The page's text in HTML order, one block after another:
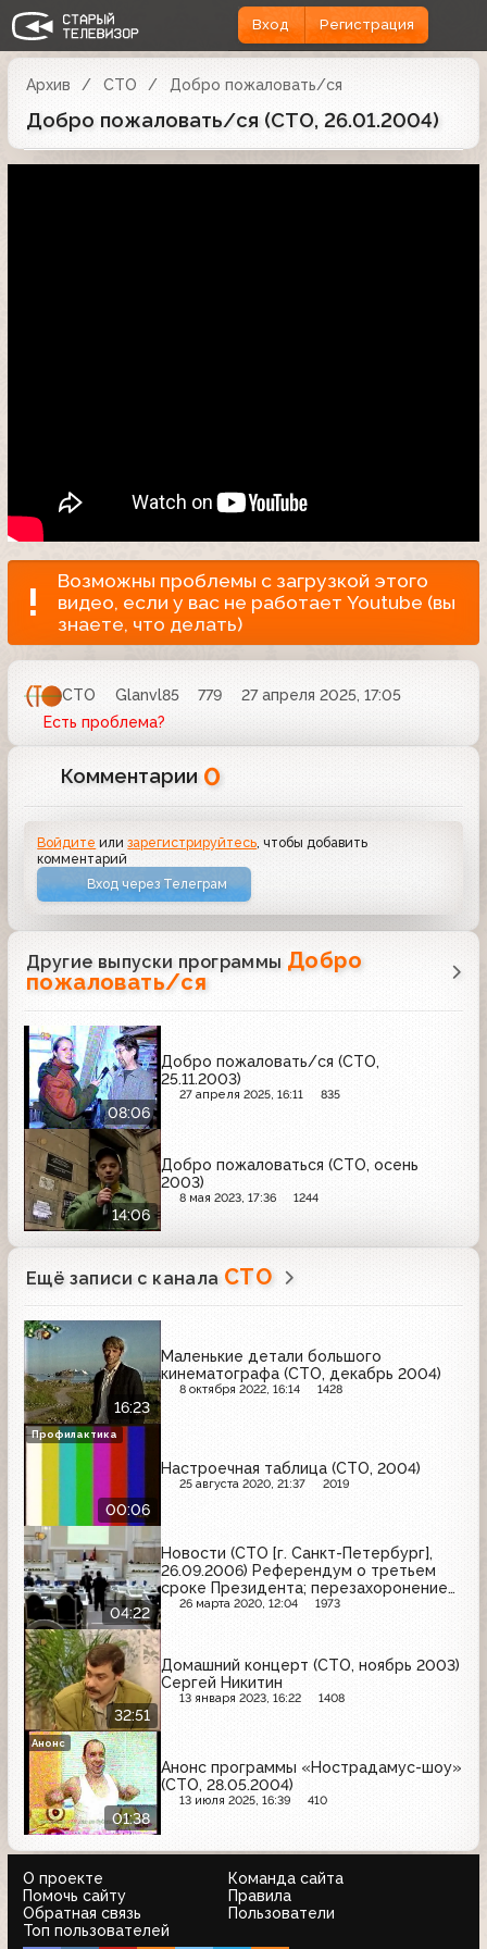
Вход Регистрация
Архив СТО Добро пожаловать/ся
Добро пожаловать/ся (СТО, 26.01.2004)
Возможны проблемы с загрузкой этого
видео, если у вас не работает Youtube (вы
знаете, что делать)
СТО Glanvl85 779
27 апреля 2025, 17:05
Есть проблема?
Комментарии 0
Войдите илизарегистрируйтесь , чтобы добавить
комментарий
Вход через Телеграм
Другие выпуски программы Добро
пожаловать/ся
08:06
Добро пожаловать/ся (СТО,
25.11.2003)
27 апреля 2025, 16:11 835
14:06
Добро пожаловаться (СТО, осень
2003)
8 мая 2023, 17:36 1244
Ещё записи с канала СТО
16:23
Маленькие детали большого
кинематографа (СТО, декабрь 2004)
8 октября 2022, 16:14 1428
00:06
Настроечная таблица (СТО, 2004)
25 августа 2020, 21:37 2019
Профилактика
04:22
Новости (СТО [г. Санкт-Петербург],
26.09.2006) Референдум о третьем
сроке Президента; перезахоронение
останков императрицы Марии
26 марта 2020, 12:04 1973
32:51
Домашний концерт (СТО, ноябрь 2003)
Сергей Никитин
13 января 2023, 16:22 1408
01:38
Анонс программы «Нострадамус-шоу»
(СТО, 28.05.2004)
13 июля 2025, 16:39 410
Анонс
О проекте
Команда сайта
Помочь сайту
Правила
Обратная связь
Пользователи
Топ пользователей